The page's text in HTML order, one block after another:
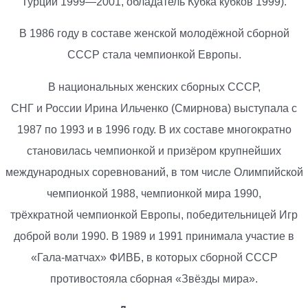
В 1986 году в составе женской молодёжной сборной
СССР стала чемпионкой Европы.
В национальных женских сборных СССР,
СНГ и России Ирина Ильченко (Смирнова) выступала с
1987 по 1993 и в 1996 году. В их составе многократно
становилась чемпионкой и призёром крупнейших
международных соревнований, в том числе Олимпийской
чемпионкой 1988, чемпионкой мира 1990,
трёхкратной чемпионкой Европы, победительницей Игр
доброй воли 1990. В 1989 и 1991 принимала участие в
«Гала-матчах» ФИВБ, в которых сборной СССР
противостояла сборная «Звёзды мира».